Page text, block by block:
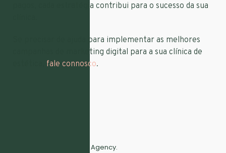
pagos, cada estratégia contribui para o sucesso da sua
Se precisar de ajuda para implementar as melhores
campanhas de marketing digital para a sua clínica de
fale connosco.
Full Digital Marketing Agency.